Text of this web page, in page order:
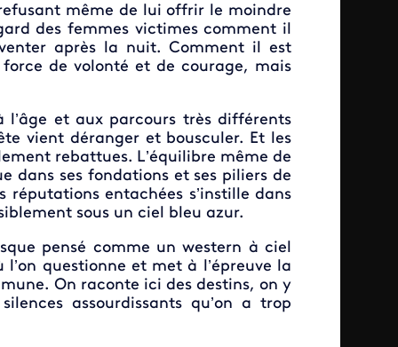
même de lui offrir le moindre
des femmes victimes comment il
après la nuit. Comment il est
de volonté et de courage, mais
et aux parcours très différents
vient déranger et bousculer. Et les
rebattues. L’équilibre même de
dans ses fondations et ses piliers de
entachées s’instille dans
sous un ciel bleu azur.
pensé comme un western à ciel
questionne et met à l’épreuve la
On raconte ici des destins, on y
assourdissants qu’on a trop